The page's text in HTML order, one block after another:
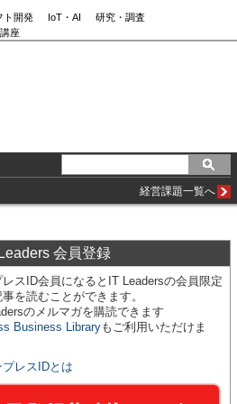
ト開発 IoT・AI
研究・調査
座
経営課題一覧へ
会員登録
スID会員になるとIT Leadersの会員限定
を読むことができます。
のメルマガを購読できます
Business Libraryもご利用いただけま
プレスIDとは